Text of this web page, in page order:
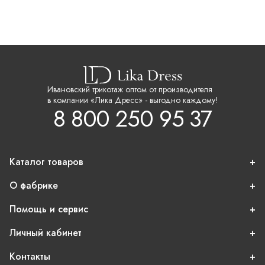
Ивановский трикотаж оптом от производителя
в компании «Лика Дресс» - выгодно каждому!
8 800 250 95 37
Каталог товаров
О фабрике
Помощь и сервис
Личный кабинет
Контакты